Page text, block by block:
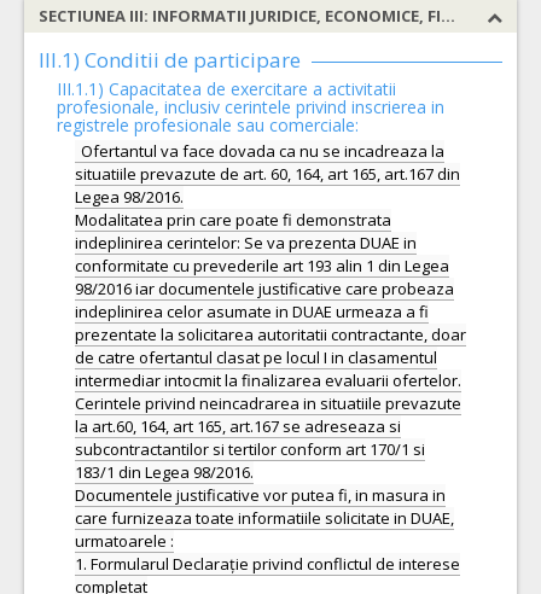
SECTIUNEA III: INFORMATII JURIDICE, ECONOMICE, FINANCIARE SI TEHNICE
III.1) Conditii de participare
III.1.1) Capacitatea de exercitare a activitatii
profesionale, inclusiv cerintele privind inscrierea in
registrele profesionale sau comerciale:
Ofertantul va face dovada ca nu se incadreaza la
situatiile prevazute de art. 60, 164, art 165, art.167 din
Legea 98/2016.
Modalitatea prin care poate fi demonstrata
indeplinirea cerintelor: Se va prezenta DUAE in
conformitate cu prevederile art 193 alin 1 din Legea
98/2016 iar documentele justificative care probeaza
indeplinirea celor asumate in DUAE urmeaza a fi
prezentate la solicitarea autoritatii contractante, doar
de catre ofertantul clasat pe locul I in clasamentul
intermediar intocmit la finalizarea evaluarii ofertelor.
Cerintele privind neincadrarea in situatiile prevazute
la art.60, 164, art 165, art.167 se adreseaza si
subcontractantilor si tertilor conform art 170/1 si
183/1 din Legea 98/2016.
Documentele justificative vor putea fi, in masura in
care furnizeaza toate informatiile solicitate in DUAE,
urmatoarele :
1. Formularul Declarație privind conflictul de interese
completat